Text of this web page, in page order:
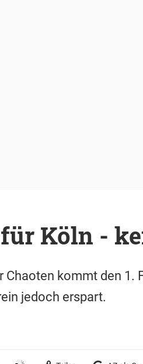
Köln -
Chaoten kommt den 1.
jedoch erspart.